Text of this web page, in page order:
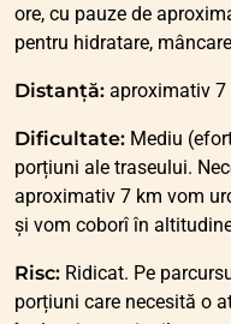
ore, cu pauze de
pentru hidratare,
Distanță: aproximativ 7
Dificultate: Mediu
porțiuni ale traseului.
aproximativ 7 km vom
și vom coborî în
Risc: Ridicat. Pe
porțiuni care necesită o